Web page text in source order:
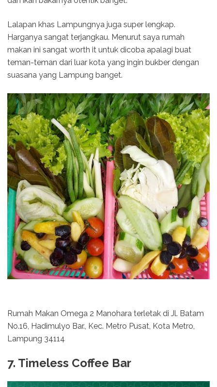
Lalapan khas Lampungnya juga super lengkap.
Harganya sangat terjangkau. Menurut saya rumah
makan ini sangat worth it untuk dicoba apalagi buat
teman-teman dari luar kota yang ingin bukber dengan
suasana yang Lampung banget.
Rumah Makan Omega 2 Manohara terletak di Jl. Batam
No.16, Hadimulyo Bar., Kec. Metro Pusat, Kota Metro,
Lampung 34114
7. Timeless Coffee Bar